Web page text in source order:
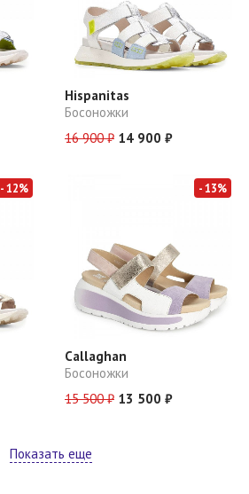
Hispanitas
Босоножки
16 900 ₽ 14 900 ₽
- 12% - 13%
Callaghan
Босоножки
15 500 ₽ 13 500 ₽
Показать еще